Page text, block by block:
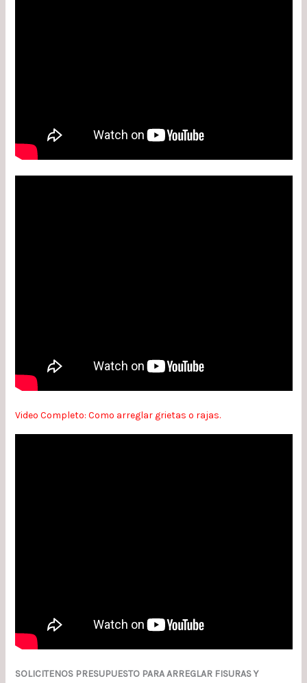
Video Completo: Como arreglar grietas o rajas.
SOLICITENOS PRESUPUESTO PARA ARREGLAR FISURAS Y